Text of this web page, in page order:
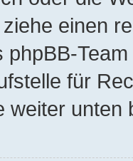
einen
phpBB-
für
weiter unten